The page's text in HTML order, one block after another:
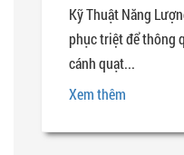
Kỹ Thuật Năng
phục triệt để thông
cánh quạt...
Xem thêm